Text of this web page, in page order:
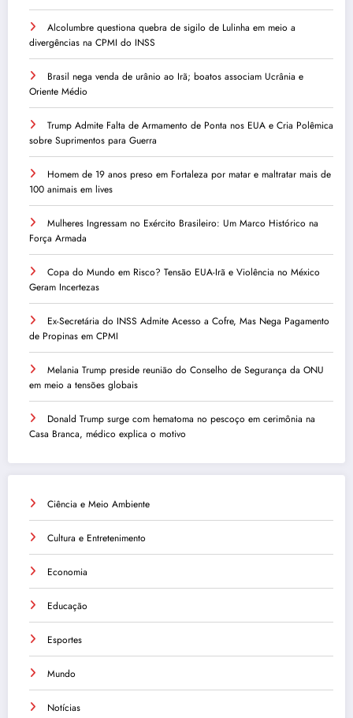
Alcolumbre questiona quebra de sigilo de Lulinha em meio a
divergências na CPMI do INSS
Brasil nega venda de urânio ao Irã; boatos associam Ucrânia e
Oriente Médio
Trump Admite Falta de Armamento de Ponta nos EUA e Cria Polêmica
sobre Suprimentos para Guerra
Homem de 19 anos preso em Fortaleza por matar e maltratar mais de
100 animais em lives
Mulheres Ingressam no Exército Brasileiro: Um Marco Histórico na
Força Armada
Copa do Mundo em Risco? Tensão EUA-Irã e Violência no México
Geram Incertezas
Ex-Secretária do INSS Admite Acesso a Cofre, Mas Nega Pagamento
de Propinas em CPMI
Melania Trump preside reunião do Conselho de Segurança da ONU
em meio a tensões globais
Donald Trump surge com hematoma no pescoço em cerimônia na
Casa Branca, médico explica o motivo
Ciência e Meio Ambiente
Cultura e Entretenimento
Economia
Educação
Esportes
Mundo
Notícias